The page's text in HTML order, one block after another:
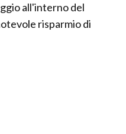
all'interno del
risparmio di